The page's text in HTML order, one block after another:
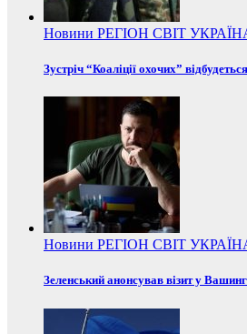
Новини РЕГІОН СВІТ
Зустріч “Коаліції охочих”
Новини РЕГІОН СВІТ
Зеленський анонсував візит у